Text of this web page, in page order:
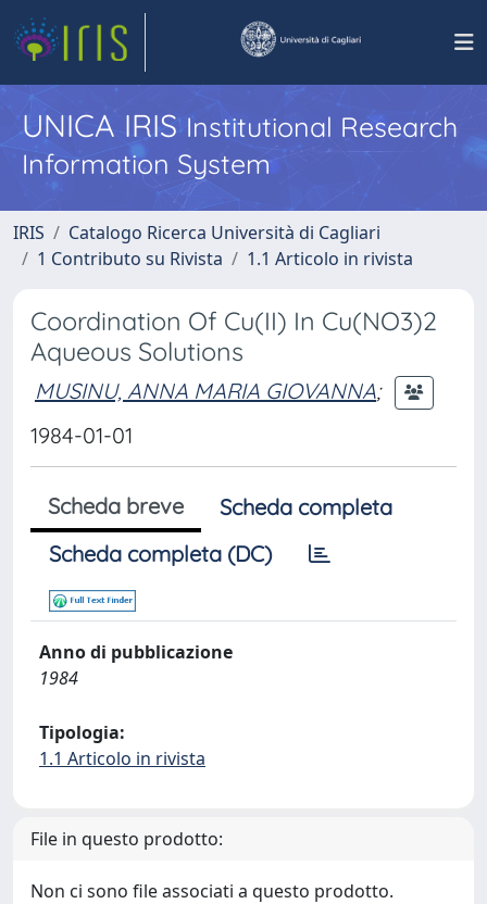
UNICA IRISInstitutional Research
Information System
IRIS
Catalogo Ricerca Università di Cagliari
1 Contributo su Rivista
1.1 Articolo in rivista
Coordination Of Cu(II) In Cu(NO3)2
Aqueous Solutions
MUSINU, ANNA MARIA GIOVANNA;
1984-01-01
Scheda breve
Scheda completa
Scheda completa (DC)
Anno di pubblicazione
1984
Tipologia:
1.1 Articolo in rivista
File in questo prodotto:
Non ci sono file associati a questo prodotto.